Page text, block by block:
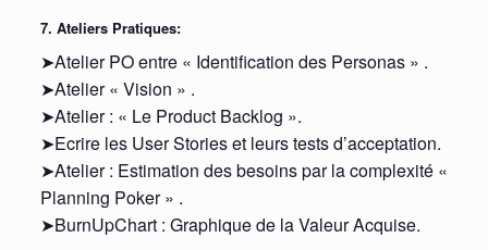
7. Ateliers Pratiques:
➤Atelier PO entre « Identification des Personas » .
➤Atelier « Vision » .
➤Atelier : « Le Product Backlog ».
➤Ecrire les User Stories et leurs tests d’acceptation.
➤Atelier : Estimation des besoins par la complexité «
Planning Poker » .
➤BurnUpChart : Graphique de la Valeur Acquise.